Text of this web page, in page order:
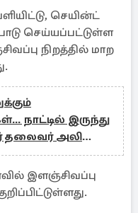
செயின்ட்
செய்யப்பட்டுள்ள
நிறத்தில் மாற
நாட்டில் இருந்து
தலைவர் அலி
இளஞ்சிவப்பு